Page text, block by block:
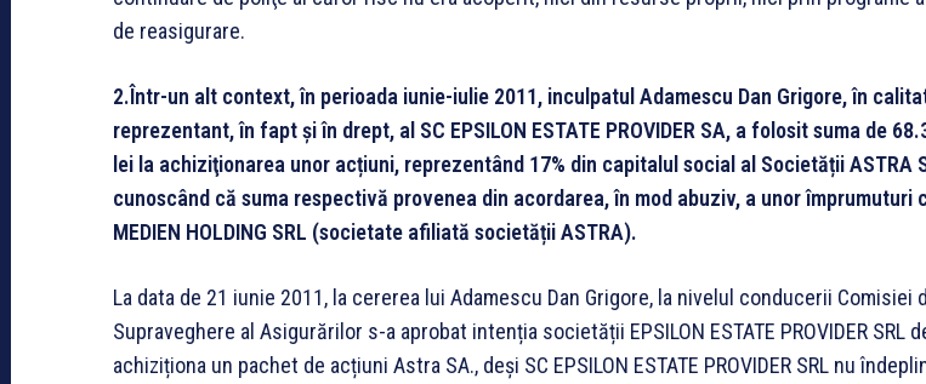
de reasigurare.
2.Într-un alt context, în perioada iunie-iulie 2011, inculpatul Adamescu Dan Grigore, în
reprezentant, în fapt și în drept, al SC EPSILON ESTATE PROVIDER SA, a folosit suma de
lei la achiziţionarea unor acțiuni, reprezentând 17% din capitalul social al Societății ASTRA
cunoscând că suma respectivă provenea din acordarea, în mod abuziv, a unor împrumuturi
MEDIEN HOLDING SRL (societate afiliată societății ASTRA).
La data de 21 iunie 2011, la cererea lui Adamescu Dan Grigore, la nivelul conducerii Comisiei
Supraveghere al Asigurărilor s-a aprobat intenția societății EPSILON ESTATE PROVIDER SRL
achiziționa un pachet de acțiuni Astra SA., deși SC EPSILON ESTATE PROVIDER SRL nu